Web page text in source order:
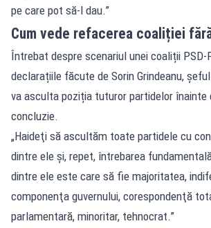
pe care pot să-l dau.”
Cum vede refacerea coaliției
Întrebat despre scenariul unei coaliții PSD-
declarațiile făcute de Sorin Grindeanu,
va asculta poziția tuturor partidelor înainte
concluzie.
„Haideţi să ascultăm toate partidele cu
dintre ele şi, repet, întrebarea
dintre ele este care să fie majoritatea,
componenţa guvernului, corespondenţă
parlamentară, minoritar, tehnocrat.”